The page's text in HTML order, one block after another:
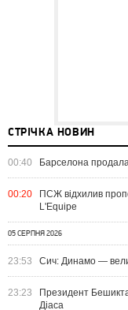
СТРІЧКА НОВИН
00:40 Барселона
00:20
ПСЖ відхилив
L'Equipe
05 СЕРПНЯ 2026
23:53 Сич: Динамо —
23:23
Президент
Діаса